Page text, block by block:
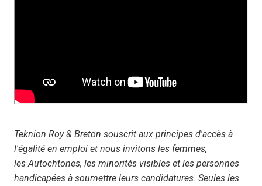
Teknion Roy & Breton souscrit aux principes d'accès à
l'égalité en emploi et nous invitons les femmes,
les Autochtones, les minorités visibles et les personnes
handicapées à soumettre leurs candidatures. Seules les